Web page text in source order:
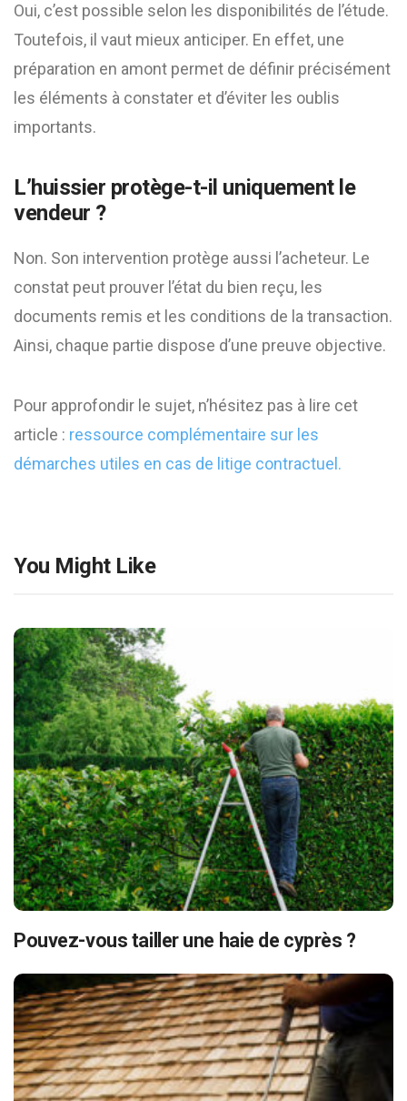
Oui, c’est possible selon les disponibilités de l’étude.
Toutefois, il vaut mieux anticiper. En effet, une
préparation en amont permet de définir précisément
les éléments à constater et d’éviter les oublis
importants.
L’huissier protège-t-il uniquement le
vendeur ?
Non. Son intervention protège aussi l’acheteur. Le
constat peut prouver l’état du bien reçu, les
documents remis et les conditions de la transaction.
Ainsi, chaque partie dispose d’une preuve objective.
Pour approfondir le sujet, n’hésitez pas à lire cet
article : ressource complémentaire sur les
démarches utiles en cas de litige contractuel.
You Might Like
Pouvez-vous tailler une haie de cyprès ?